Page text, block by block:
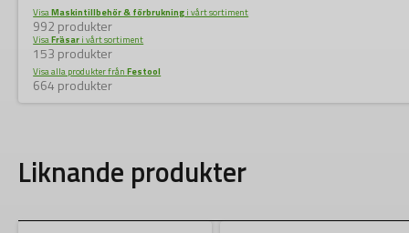
VisaMaskintillbehör & förbrukning i vårt sortiment
992 produkter
VisaFräsar i vårt sortiment
153 produkter
Visa alla produkter frånFestool
664 produkter
Liknande produkter